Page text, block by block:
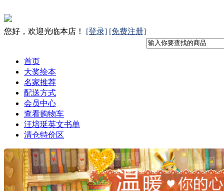
您好，欢迎光临本店！ [登录] [免费注册]
首页
大奖绘本
名家推荐
配送方式
会员中心
查看购物车
汪培珽英文书单
清仓特价区